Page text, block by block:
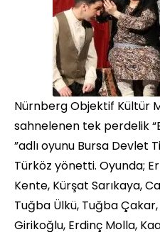
Nürnberg Objektif Kültür
sahnelenen tek perdelik
”adlı oyunu Bursa Devlet
Türköz yönetti. Oyunda;
Kente, Kürşat Sarıkaya,
Tuğba Ülkü, Tuğba Çakar,
Girikoğlu, Erdinç Molla,